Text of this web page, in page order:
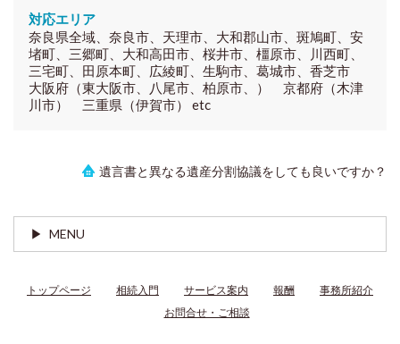
対応エリア
奈良県全域、奈良市、天理市、大和郡山市、斑鳩町、安
堵町、三郷町、大和高田市、桜井市、橿原市、川西町、
三宅町、田原本町、広綾町、生駒市、葛城市、香芝市
大阪府（東大阪市、八尾市、柏原市、） 京都府（木津
川市） 三重県（伊賀市） etc
遺言書と異なる遺産分割協議をしても良いですか？
MENU
トップページ 相続入門 サービス案内 報酬
事務所紹介
お問合せ・ご相談